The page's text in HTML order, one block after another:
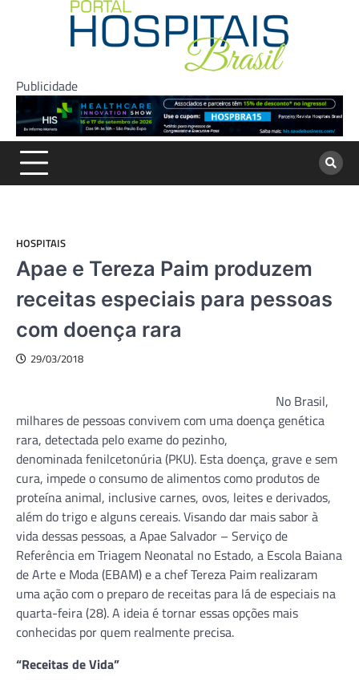
Publicidade
HOSPITAIS
Apae e Tereza Paim produzem
receitas especiais para pessoas
com doença rara
29/03/2018
No Brasil,
milhares de pessoas convivem com uma doença genética
rara, detectada pelo exame do pezinho,
denominada fenilcetonúria (PKU). Esta doença, grave e sem
cura, impede o consumo de alimentos como produtos de
proteína animal, inclusive carnes, ovos, leites e derivados,
além do trigo e alguns cereais. Visando dar mais sabor à
vida dessas pessoas, a Apae Salvador – Serviço de
Referência em Triagem Neonatal no Estado, a Escola Baiana
de Arte e Moda (EBAM) e a chef Tereza Paim realizaram
uma ação com o preparo de receitas para lá de especiais na
quarta-feira (28). A ideia é tornar essas opções mais
conhecidas por quem realmente precisa.
“Receitas de Vida”